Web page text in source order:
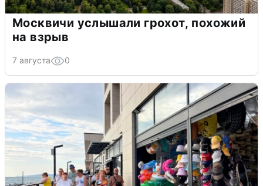
Москвичи услышали грохот, похожий
на взрыв
7 августа 0